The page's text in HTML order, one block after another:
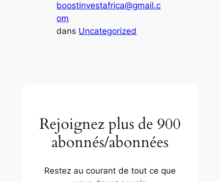
boostinvestafrica@gmail.c
om
dans Uncategorized
Rejoignez plus de 900
abonnés/abonnées
Restez au courant de tout ce que